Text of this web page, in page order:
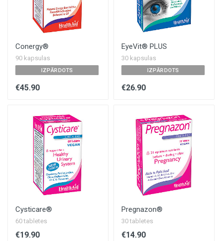
Conergy®
90 kapsulas
IZPĀRDOTS
€45.90
EyeVit® PLUS
30 kapsulas
IZPĀRDOTS
€26.90
Cysticare®
60 tabletes
€19.90
Pregnazon®
30 tabletes
€14.90